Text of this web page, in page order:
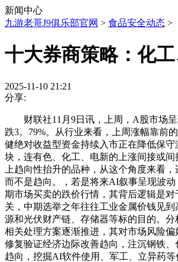
新闻中心
九游老哥J9俱乐部官网 > 食品安全动态 >
十大券商策略：化
2025-11-10 21:21
分享:
财联社11月9日讯，上周，A股市场呈
跌3。79%。从行业来看，上周涨幅靠前
健绝对收益型资金持续入市正在降低保
块，连有色、化工、电新的上涨间接或
上趋向性抬升的品种，从这个角度来看
而不是趋向。，若是将来AI叙事呈现波
期市场买卖的跌价行情，其背后逻辑是
关，中期选举之年往往工业金属价钱见
源和光伏财产链、存储器等标的目的。
相关处理方案逐渐推进，其对市场风险
修复验证经济边际改善趋向，注沉钢铁
趋向，挖掘AI软件使用、军工、立异药